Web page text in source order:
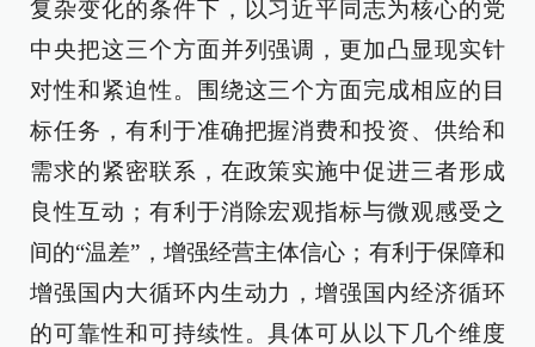
复杂变化的条件下，以习近平同志为核心的党
中央把这三个方面并列强调，更加凸显现实针
对性和紧迫性。围绕这三个方面完成相应的目
标任务，有利于准确把握消费和投资、供给和
需求的紧密联系，在政策实施中促进三者形成
良性互动；有利于消除宏观指标与微观感受之
间的“温差”，增强经营主体信心；有利于保障和
增强国内大循环内生动力，增强国内经济循环
的可靠性和可持续性。具体可从以下几个维度